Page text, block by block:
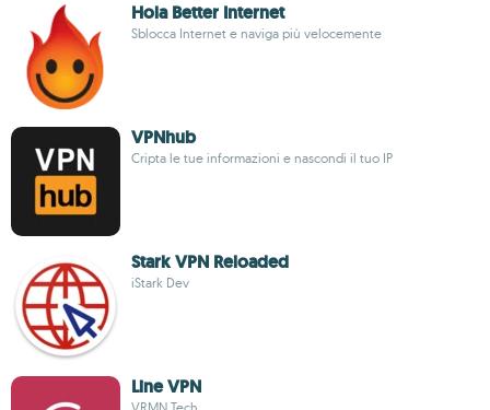
Hola Better Internet
Sblocca Internet e naviga più velocemente
VPNhub
Cripta le tue informazioni e nascondi il tuo IP
Stark VPN Reloaded
iStark Dev
Line VPN